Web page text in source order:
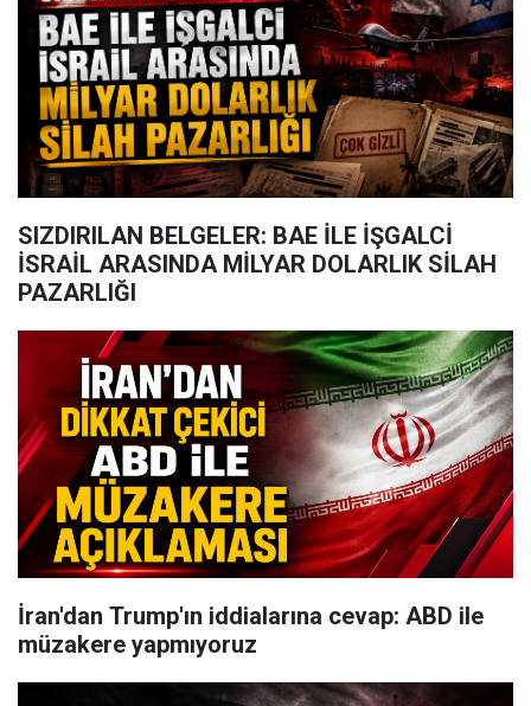
SIZDIRILAN BELGELER: BAE İLE İŞGALCİ
İSRAİL ARASINDA MİLYAR DOLARLIK SİLAH
PAZARLIĞI
İran'dan Trump'ın iddialarına cevap: ABD ile
müzakere yapmıyoruz